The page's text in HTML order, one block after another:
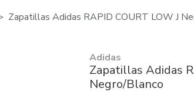
Zapatillas Adidas RAPID COURT LOW J
Adidas
Zapatillas Adidas
Negro/Blanco